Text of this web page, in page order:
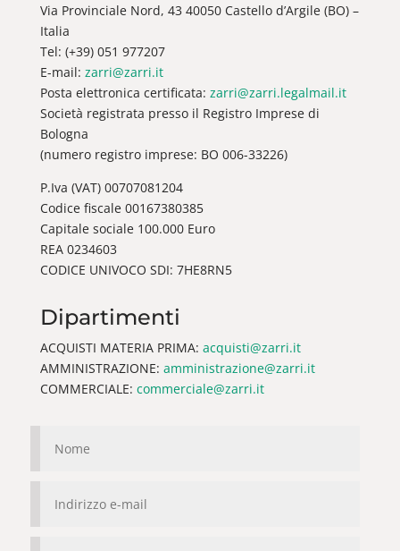
Via Provinciale Nord, 43 40050 Castello d’Argile (BO) –
Italia
Tel: (+39) 051 977207
E-mail: zarri@zarri.it
Posta elettronica certificata: zarri@zarri.legalmail.it
Società registrata presso il Registro Imprese di
Bologna
(numero registro imprese: BO 006-33226)
P.Iva (VAT) 00707081204
Codice fiscale 00167380385
Capitale sociale 100.000 Euro
REA 0234603
CODICE UNIVOCO SDI: 7HE8RN5
Dipartimenti
ACQUISTI MATERIA PRIMA: acquisti@zarri.it
AMMINISTRAZIONE: amministrazione@zarri.it
COMMERCIALE: commerciale@zarri.it